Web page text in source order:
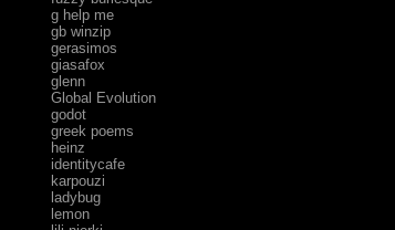
g help me
gb winzip
gerasimos
giasafox
glenn
Global Evolution
godot
greek poems
heinz
identitycafe
karpouzi
ladybug
lemon